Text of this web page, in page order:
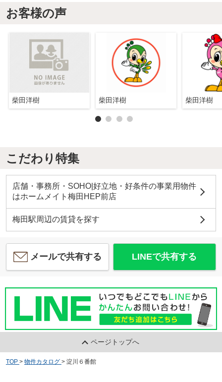
お客様の声
柴田洋樹 柴田洋樹 柴田洋樹
こだわり特集
店舗・事務所・SOHO|好立地・好条件の事業用物件
はホームメイト梅田HEP前店
梅田駅周辺の賃貸を探す
メールで共有する LINEで共有する
ページトップへ
TOP > 物件カタログ > 淀川６番館